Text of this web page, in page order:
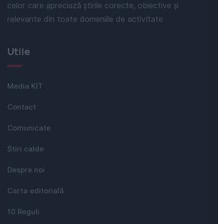
celor care apreciază știrile corecte, obiective și
relevante din toate domeniile de activitate
Utile
Media KIT
Contact
Comunicate
Stiri calde
Despre noi
Carta editorială
10 Reguli